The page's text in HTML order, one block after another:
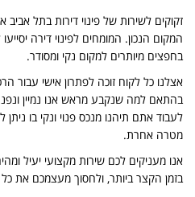
זקוקים לשירות של פינוי דירות בתל אביב
המקום הנכון. המומחים לפינוי דירה
בחפצים מיותרים למקום נקי ומסודר.
אצלנו כל לקוח זוכה לפתרון אישי עבור
בהתאם למה שנקבע מראש אנו נמיין
לעבוד אתם תיהנו מנכס פנוי ונקי בו
מטרה אחרת.
אנו מעניקים לכם שירות מקצועי יעיל
בזמן הקצר ביותר, ולחסוך מעצמכם את